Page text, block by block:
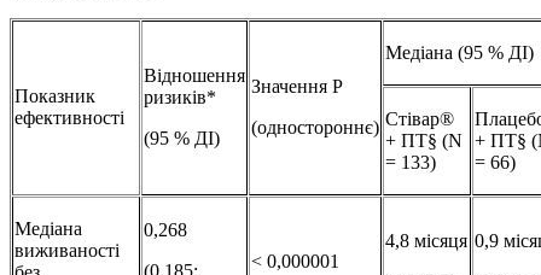
Показник
ефективності
Відношення
ризиків*
(95 % ДІ)
Значення Р
(одностороннє)
Медіана (95 % ДІ)
Стівар®
+ ПТ§ (N
= 133)
+ ПТ§
= 66)
Медіана
виживаності
0,268
< 0,000001
4,8 місяця 0,9